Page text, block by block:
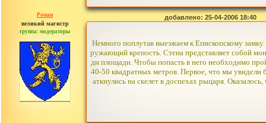
Роман
великий магистр
группа: модераторы
сообщений: 1557
добавлено: 25-04-2006 18:40
Немного поплутав выезжаем к Епископскому
ружающий крепость. Стена представляет собой
ди площади. Чтобы попасть в него необходимо
40-50 квадратных метров. Первое, что мы увидели
аткнулись на скелет в доспехах рыцаря.